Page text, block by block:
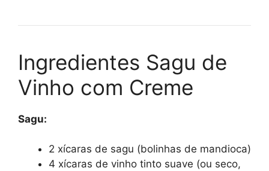
Ingredientes Sagu de
Vinho com Creme
Sagu:
2 xícaras de sagu (bolinhas de mandioca)
4 xícaras de vinho tinto suave (ou seco,